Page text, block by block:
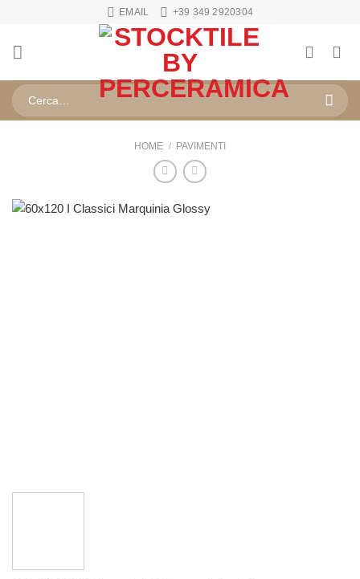
contenuti
EMAIL +39 349 2920304
Cerca:
HOME / PAVIMENTI